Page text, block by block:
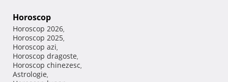
Horoscop
Horoscop 2026,
Horoscop 2025,
Horoscop azi,
Horoscop dragoste,
Horoscop chinezesc,
Astrologie,